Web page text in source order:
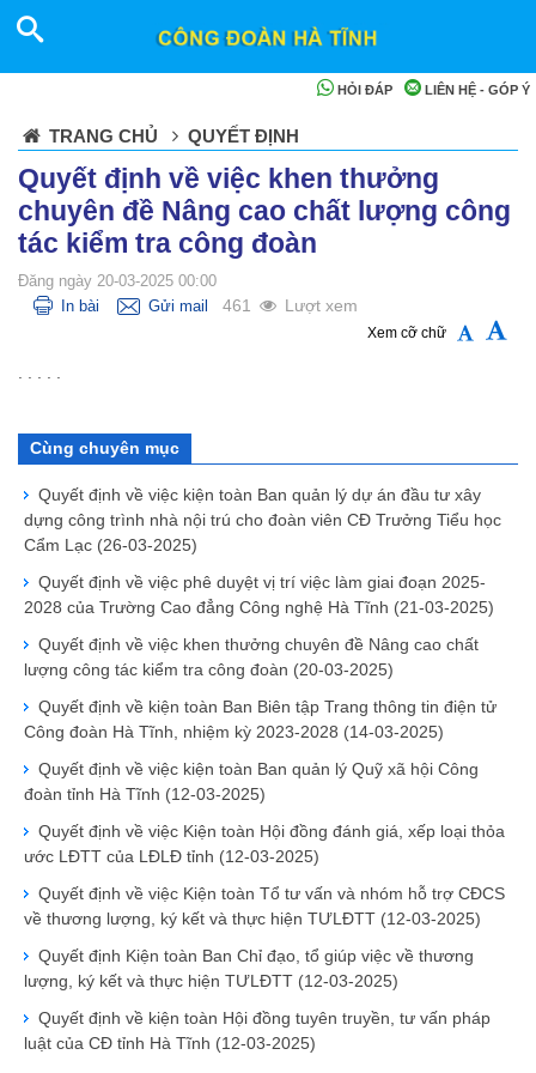
LIÊN HỆ - GÓP Ý
HỎI ĐÁP
TRANG CHỦ QUYẾT ĐỊNH
Quyết định về việc khen thưởng
chuyên đề Nâng cao chất lượng công
tác kiểm tra công đoàn
Đăng ngày 20-03-2025 00:00
In bài
Gửi mail 461 Lượt xem
Xem cỡ chữ
Cùng chuyên mục
Quyết định về việc kiện toàn Ban quản lý dự án đầu tư xây
dựng công trình nhà nội trú cho đoàn viên CĐ Trưởng Tiểu học
Cẩm Lạc (26-03-2025)
Quyết định về việc phê duyệt vị trí việc làm giai đoạn 2025-
2028 của Trường Cao đẳng Công nghệ Hà Tĩnh (21-03-2025)
Quyết định về việc khen thưởng chuyên đề Nâng cao chất
lượng công tác kiểm tra công đoàn (20-03-2025)
Quyết định về kiện toàn Ban Biên tập Trang thông tin điện tử
Công đoàn Hà Tĩnh, nhiệm kỳ 2023-2028 (14-03-2025)
Quyết định về việc kiện toàn Ban quản lý Quỹ xã hội Công
đoàn tỉnh Hà Tĩnh (12-03-2025)
Quyết định về việc Kiện toàn Hội đồng đánh giá, xếp loại thỏa
ước LĐTT của LĐLĐ tỉnh (12-03-2025)
Quyết định về việc Kiện toàn Tổ tư vấn và nhóm hỗ trợ CĐCS
về thương lượng, ký kết và thực hiện TƯLĐTT (12-03-2025)
Quyết định Kiện toàn Ban Chỉ đạo, tổ giúp việc về thương
lượng, ký kết và thực hiện TƯLĐTT (12-03-2025)
Quyết định về kiện toàn Hội đồng tuyên truyền, tư vấn pháp
luật của CĐ tỉnh Hà Tĩnh (12-03-2025)